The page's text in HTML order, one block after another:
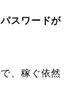
スワードが
、稼ぐ依然